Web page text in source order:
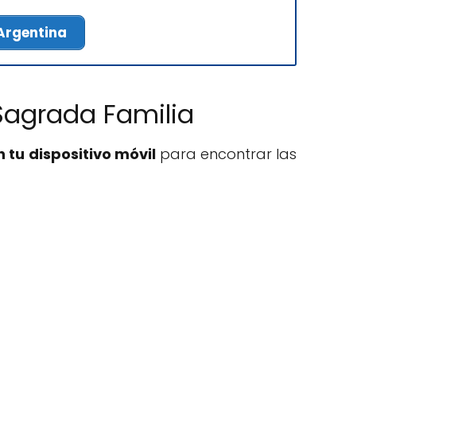
Familia
tu dispositivo móvilpara encontrar las